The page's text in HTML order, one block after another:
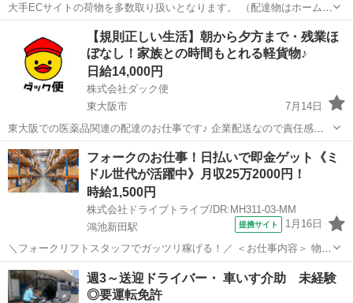
大手ECサイトの荷物を多数取り扱いとなります。 （配達物はホームセ
ンターの商品やトイレットペーパーや衣類など。） ーーーーーーーー
ーーーーーーーーーーーーーーーーーーーーー ◆1日流れ 朝出勤して
車に荷物の積込み...
東大阪市 ドライバー スタッフ
【規則正しい生活】朝から夕方まで・残業ほ
ぼなし！家族との時間もとれる軽貨物♪
日給14,000円
株式会社ダック便
東大阪市
7月14日
東大阪での医薬品関連の配達のお仕事です♪ 企業配送なので責任感の
ある方、未経験者でもできるお仕事です！ 〇時間 8:45〜17:45 〇休日
土日祝日（大型連休などは休み※会社のスケジュールによる） ...
大阪 東大阪市 ドライバー 貨物
フォークのお仕事！日払いで即金ゲット《ミ
ドル世代が活躍中》月収25万2000円！
時給1,500円
株式会社ドライブトライブ/DR:MH311-03-MM
鴻池新田駅
提携サイト 1月16日
＼フォークリフトスタッフでガッツリ稼げる！／ ＜お仕事内容＞ 物流
倉庫で荷下ろし補助や仕分けなど(リフト作業が伴います） ■車種・内
容：フォーク(両方) ■商品：一般物 ＜必須資格＞ フォークリフト
派遣社員 ＜...
大阪 東大阪市 鴻池新田駅 ドライバー
週3～送迎ドライバー・ 車いす介助 未経験
◎要運転免許